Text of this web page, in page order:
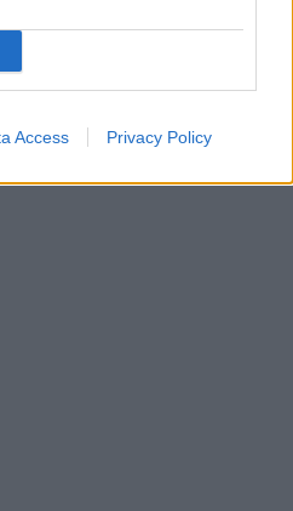
Access Privacy Policy